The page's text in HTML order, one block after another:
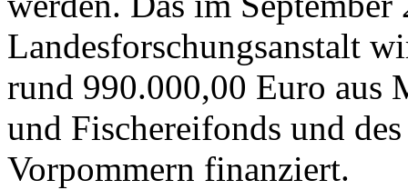
Landesforschungsanstalt
rund 990.000,00 Euro aus
und Fischereifonds und
Vorpommern finanziert.